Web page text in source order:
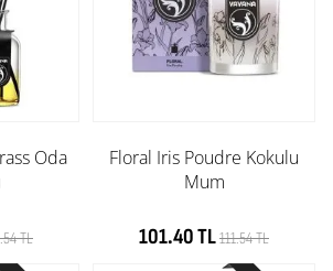
Oda
TL
Floral Iris Poudre Kokulu
Mum
101.40 TL111.54 TL